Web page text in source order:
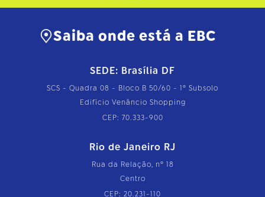
Saiba onde está a EBC
SEDE: Brasília DF
SCS - Quadra 08 - Bloco B 50/60 - 1º Subsolo
Edifício Venâncio Shopping
CEP: 70.333-900
Rio de Janeiro RJ
Rua da Relação, nº 18
Centro
CEP: 20.231-110